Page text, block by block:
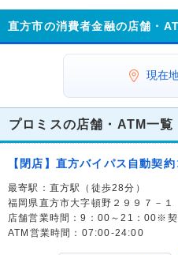
直方市の消費者金融の店舗・
現在
プロミスの店舗・ATM一覧
【閉店】直方バイパス自動契
最寄駅：直方駅（徒歩28分）
福岡県直方市大字頓野２９９７－
店舗営業時間：9：00～21：00※契
ATM営業時間：07:00-24:00